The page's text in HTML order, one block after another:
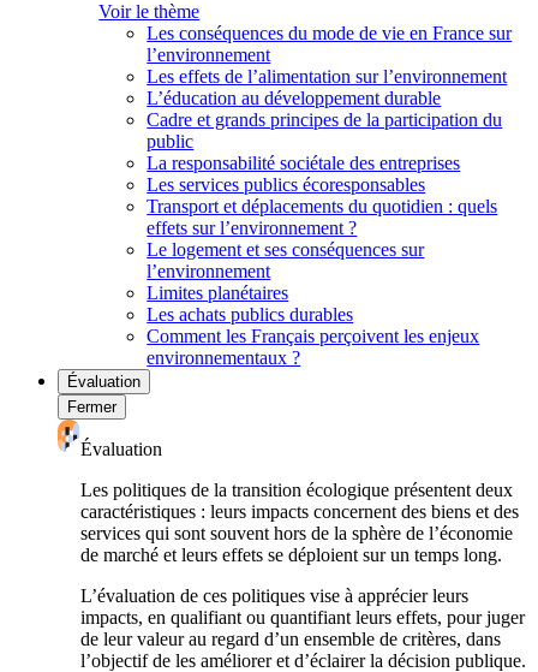
Voir le thème
Les conséquences du mode de vie en France sur
l’environnement
Les effets de l’alimentation sur l’environnement
L’éducation au développement durable
Cadre et grands principes de la participation du
public
La responsabilité sociétale des entreprises
Les services publics écoresponsables
Transport et déplacements du quotidien : quels
effets sur l’environnement ?
Le logement et ses conséquences sur
l’environnement
Limites planétaires
Les achats publics durables
Comment les Français perçoivent les enjeux
environnementaux ?
Évaluation
Fermer
Évaluation
Les politiques de la transition écologique présentent deux
caractéristiques : leurs impacts concernent des biens et des
services qui sont souvent hors de la sphère de l’économie
de marché et leurs effets se déploient sur un temps long.
L’évaluation de ces politiques vise à apprécier leurs
impacts, en qualifiant ou quantifiant leurs effets, pour juger
de leur valeur au regard d’un ensemble de critères, dans
l’objectif de les améliorer et d’éclairer la décision publique.